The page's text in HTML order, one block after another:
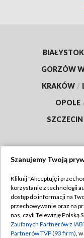
BIAŁYSTOK
GORZÓW
KRAKÓW /
OPOLE
SZCZECIN
Abonament TVP
Emisja w TVP
Szanujemy Twoją
Kliknij "Akceptuję i
korzystanie z technologii
dostęp do informacji na
przechowywanie oraz na
nas, czyli Telewizję Polską
Zaufanych Partnerów z
Partnerów TVP (93 firm),